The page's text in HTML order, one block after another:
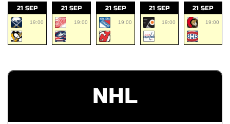
21 SEP
19:00
21 SEP
19:00
21 SEP
19:00
21 SEP
19:00
21 SEP
19:00
NHL